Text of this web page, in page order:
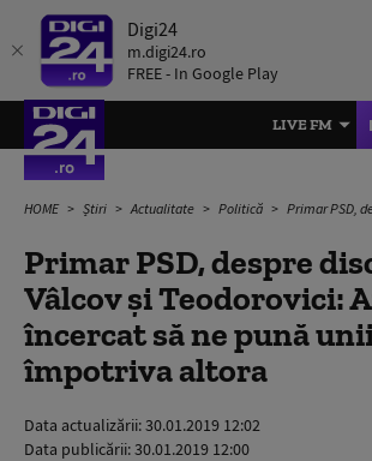
Digi24
m.digi24.ro
FREE - In Google Play
LIVE FM
HOME Știri Actualitate Politică Primar PSD, despre discuția cu
Primar PSD, despre
Vâlcov și Teodorovici:
încercat să ne pună
împotriva altora
Data actualizării:30.01.2019 12:02
Data publicării:30.01.2019 12:00